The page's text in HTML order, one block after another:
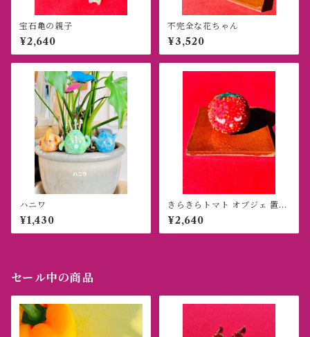
宝石亀の親子
¥2,640
不完全な花ちゃん
¥3,520
ハニワ
¥1,430
きらきらトマト オブジェ 置き
物
¥2,640
セール中の商品